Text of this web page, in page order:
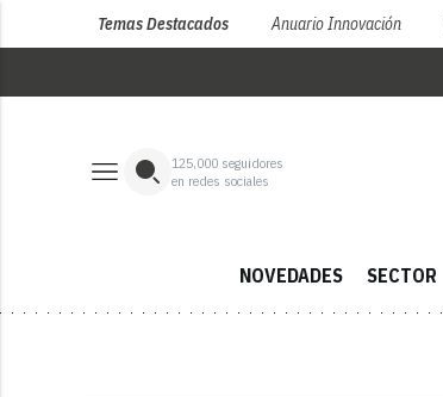
Temas Destacados Anuario Innovación
125,000 seguidores
en redes sociales
NOVEDADES SECTOR